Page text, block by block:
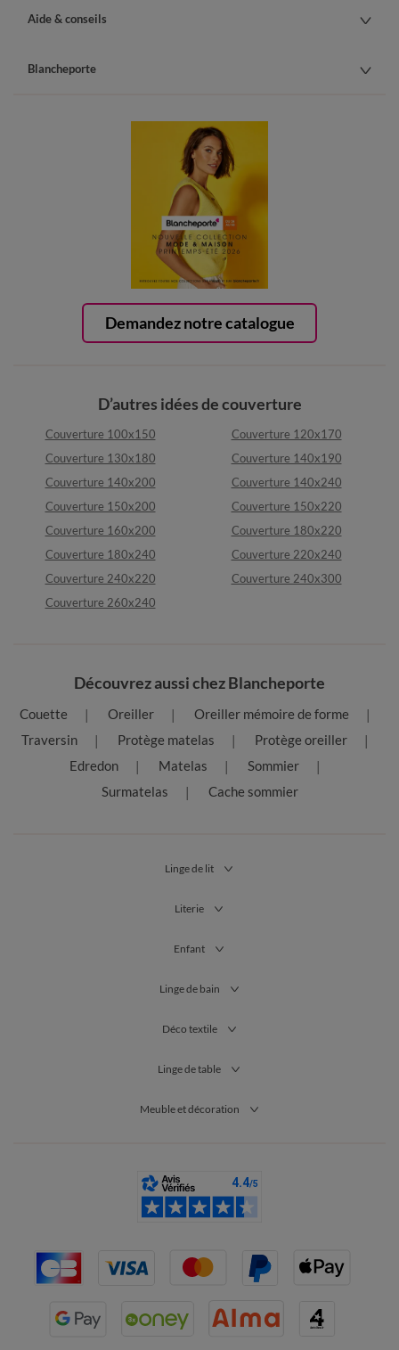
Demandez notre catalogue
Aide & conseils
Blancheporte
D’autres idées de couverture
Couverture 100x150
Couverture 120x170
Couverture 130x180
Couverture 140x190
Couverture 140x200
Couverture 140x240
Couverture 150x200
Couverture 150x220
Couverture 160x200
Couverture 180x220
Couverture 180x240
Couverture 220x240
Couverture 240x220
Couverture 240x300
Couverture 260x240
Découvrez aussi chez Blancheporte
Couette Oreiller
Oreiller mémoire de forme
Traversin
Protège matelas
Protège oreiller
Edredon
Matelas
Sommier
Surmatelas
Cache sommier
Linge de lit
Literie
Enfant
Linge de bain
Déco textile
Linge de table
Meuble et décoration